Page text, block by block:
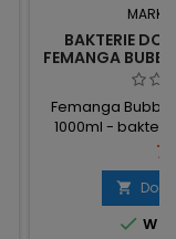
BAKTERIE DO
FEMANGA
Femanga
1000ml -
zawiera
formie żelowych
start
uwalnianie
ml –

 W